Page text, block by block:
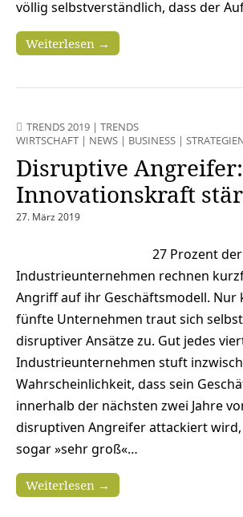
völlig selbstverständlich, dass der
Weiterlesen →
TRENDS 2019 | TRENDS
WIRTSCHAFT | NEWS | BUSINESS |
Disruptive Angreifer:
Innovationskraft
27. März 2019
27 Prozent der
Industrieunternehmen rechnen
Angriff auf ihr Geschäftsmodell. Nur
fünfte Unternehmen traut sich
disruptiver Ansätze zu. Gut jedes
Industrieunternehmen stuft
Wahrscheinlichkeit, dass sein
innerhalb der nächsten zwei Jahre
disruptiven Angreifer attackiert
sogar »sehr groß«…
Weiterlesen →